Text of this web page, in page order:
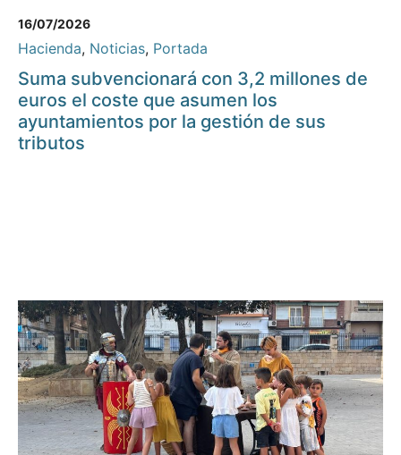
16/07/2026
Hacienda, Noticias, Portada
Suma subvencionará con 3,2 millones de
euros el coste que asumen los
ayuntamientos por la gestión de sus
tributos